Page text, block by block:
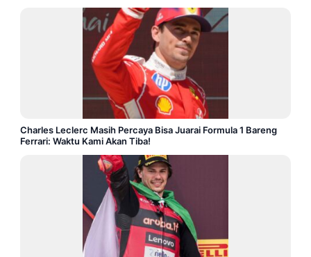
Charles Leclerc Masih Percaya Bisa Juarai Formula 1 Bareng
Ferrari: Waktu Kami Akan Tiba!